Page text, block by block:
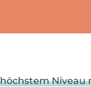
Niveau